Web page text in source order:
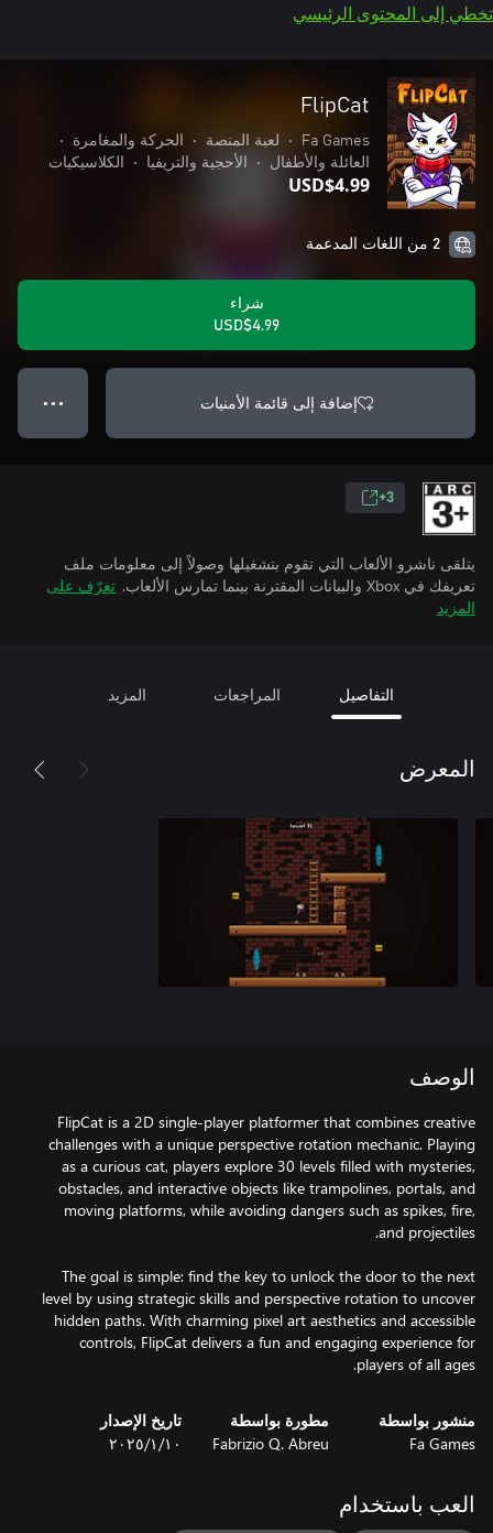
تخطي إلى المحتوى الرئيسي
FlipCat
Fa Games
• لعبة المنصة • الحركة والمغامرة
•
العائلة والأطفال
• الأحجية والتريفيا • الكلاسيكيات
USD$4.99
2 من اللغات المدعمة
شراء
USD$4.99
إضافة إلى قائمة الأمنيات ● ● ●
3+
يتلقى ناشرو الألعاب التي تقوم بتشغيلها وصولاً إلى معلومات ملف
تعريفك في Xbox والبيانات المقترنة بينما تمارس الألعاب.
تعرّف على
المزيد
التفاصيل المراجعات المزيد
المعرض
الوصف
FlipCat is a 2D single-player platformer that combines creative
challenges with a unique perspective rotation mechanic. Playing
as a curious cat, players explore 30 levels filled with mysteries,
obstacles, and interactive objects like trampolines, portals, and
moving platforms, while avoiding dangers such as spikes, fire,
The goal is simple: find the key to unlock the door to the next
level by using strategic skills and perspective rotation to uncover
hidden paths. With charming pixel art aesthetics and accessible
controls, FlipCat delivers a fun and engaging experience for
players of all ages.
منشور بواسطة
Fa Games
مطورة بواسطة
Fabrizio Q. Abreu
تاريخ الإصدار
١٠‏/١‏/٢٠٢٥
العب باستخدام